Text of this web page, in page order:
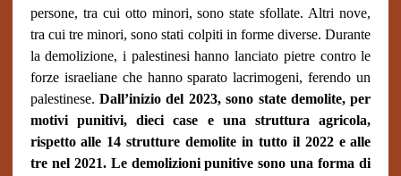
persone, tra cui otto minori, sono state sfollate. Altri nove,
tra cui tre minori, sono stati colpiti in forme diverse. Durante
la demolizione, i palestinesi hanno lanciato pietre contro le
forze israeliane che hanno sparato lacrimogeni, ferendo un
palestinese. Dall’inizio del 2023, sono state demolite, per
motivi punitivi, dieci case e una struttura agricola,
rispetto alle 14 strutture demolite in tutto il 2022 e alle
tre nel 2021. Le demolizioni punitive sono una forma di